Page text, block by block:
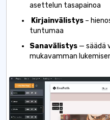
asettelun tasapainoa
Kirjainvälistys –
tuntumaa
Sanavälistys — säädä
mukavamman